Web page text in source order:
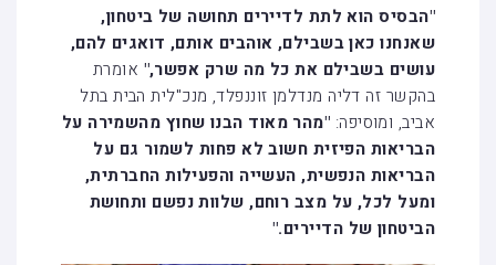
"הבסיס הוא לתת לדיירים תחושה של ביטחון,
שאנחנו כאן בשבילם, אוהבים אותם, דואגים להם,
עושים בשבילם את כל מה שרק אפשר," אומרת
בהקשר זה דליה מנדלמן זוננפלד, מנכ"לית הבית בתל
אביב, ומוסיפה: "מהר מאוד הבנו שחוץ מהשמירה על
הבריאות הפיזית חשוב לא פחות לשמור גם על
הבריאות הנפשית, העשייה והפעילות החברתית,
ומעל לכל, על מצב רוחם, שלוות נפשם ותחושת
הביטחון של הדיירים."